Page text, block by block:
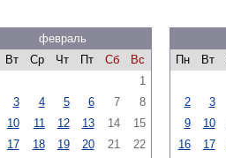
февраль
Вт Ср Чт Пт Сб
Вс
1
3 4 5 6 7
8
10 11 12 13 14
15
17 18 19 20 21
22
Пн
Вт
2
3
9
10
16
17